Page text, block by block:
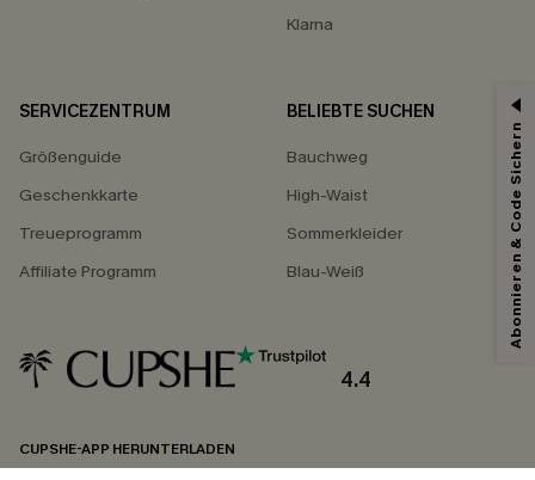
Klarna
SERVICEZENTRUM
Größenguide
Geschenkkarte
Treueprogramm
Affiliate Programm
BELIEBTE SUCHEN
Bauchweg
High-Waist
Sommerkleider
Blau-Weiß
4.4
CUPSHE-APP HERUNTERLADEN
Abonnieren & Code Sichern